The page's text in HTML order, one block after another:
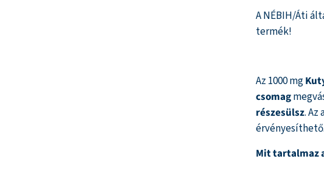
A NÉBIH/Áti
termék!
Az 1000 mg
csomag
részesülsz. Az
érvényesíthető.
Mit tartalmaz